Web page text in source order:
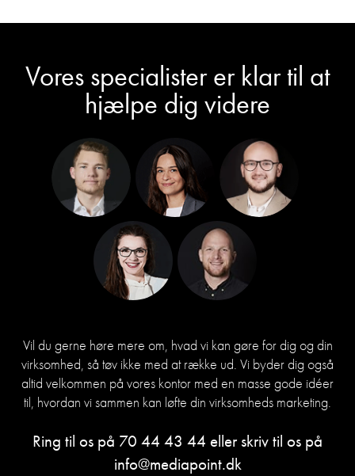
Vores specialister er klar til at
hjælpe dig videre
Vil du gerne høre mere om, hvad vi kan gøre for dig og din
virksomhed, så tøv ikke med at række ud. Vi byder dig også
altid velkommen på vores kontor med en masse gode idéer
til, hvordan vi sammen kan løfte din virksomheds marketing.
Ring til os på 70 44 43 44 eller skriv til os på
info@mediapoint.dk